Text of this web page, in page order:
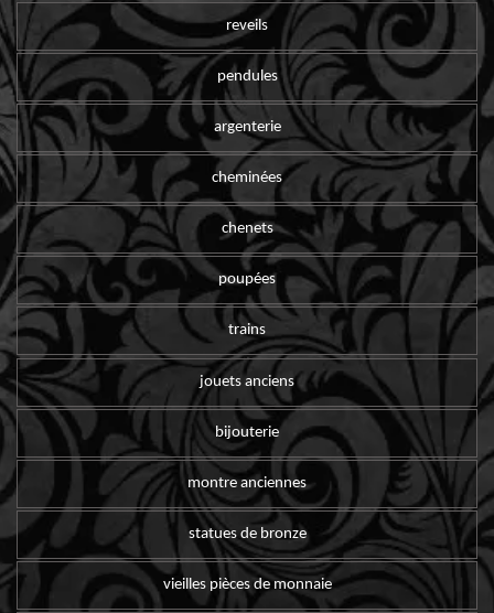
reveils
pendules
argenterie
cheminées
chenets
poupées
trains
jouets anciens
bijouterie
montre anciennes
statues de bronze
vieilles pièces de monnaie